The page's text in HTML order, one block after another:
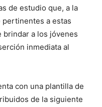
de estudio que, a la
pertinentes a estas
brindar a los jóvenes
inmediata al
con una plantilla de
de la siguiente